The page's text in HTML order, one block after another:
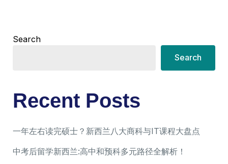
Search
Search
Recent Posts
一年左右读完硕士？新西兰八大商科与IT课程大盘点
中考后留学新西兰:高中和预科多元路径全解析！